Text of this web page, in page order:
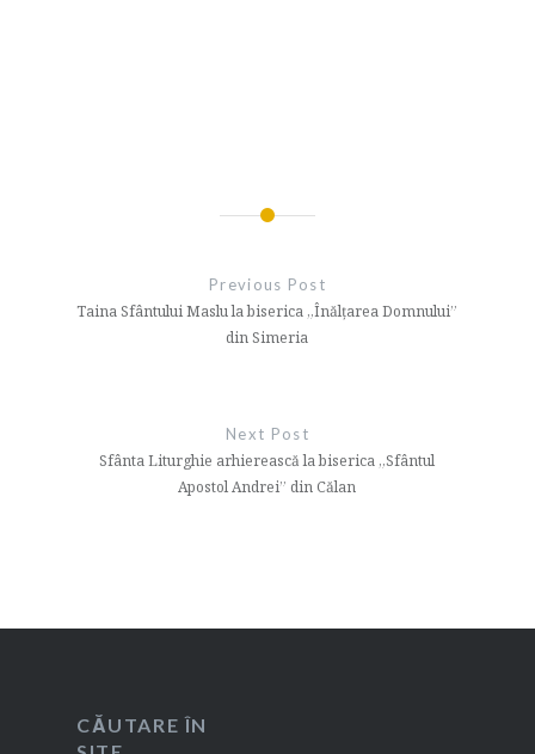
articole
Previous Post
Taina Sfântului Maslu la biserica „Înălțarea Domnului”
din Simeria
Next Post
Sfânta Liturghie arhierească la biserica „Sfântul
Apostol Andrei” din Călan
CĂUTARE ÎN